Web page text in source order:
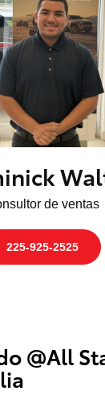
de ventas
225-925-2525
@All